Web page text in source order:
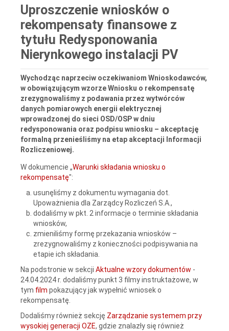
Uproszczenie wniosków o
rekompensaty finansowe z
tytułu Redysponowania
Nierynkowego instalacji PV
Wychodząc naprzeciw oczekiwaniom Wnioskodawców,
w obowiązującym wzorze Wniosku o rekompensatę
zrezygnowaliśmy z podawania przez wytwórców
danych pomiarowych energii elektrycznej
wprowadzonej do sieci OSD/OSP w dniu
redysponowania oraz podpisu wniosku – akceptację
formalną przenieśliśmy na etap akceptacji Informacji
Rozliczeniowej.
W dokumencie „Warunki składania wniosku o
rekompensatę":
usunęliśmy z dokumentu wymagania dot.
Upoważnienia dla Zarządcy Rozliczeń S.A.,
dodaliśmy w pkt. 2 informacje o terminie składania
wniosków,
zmieniliśmy formę przekazania wniosków –
zrezygnowaliśmy z konieczności podpisywania na
etapie ich składania.
Na podstronie w sekcji Aktualne wzory dokumentów -
24.04.2024 r. dodaliśmy punkt 3 filmy instruktażowe, w
tym film pokazujący jak wypełnić wniosek o
rekompensatę.
Dodaliśmy również sekcję Zarządzanie systemem przy
wysokiej generacji OZE, gdzie znalazły się również